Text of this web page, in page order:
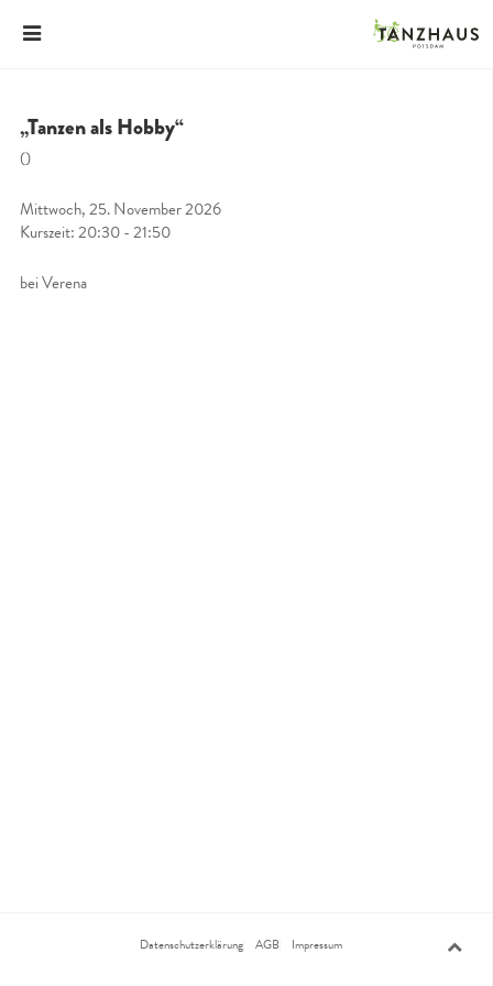
„Tanzen als Hobby“
()
Mittwoch, 25. November 2026
Kurszeit: 20:30 - 21:50
bei Verena
Datenschutzerklärung AGB Impressum